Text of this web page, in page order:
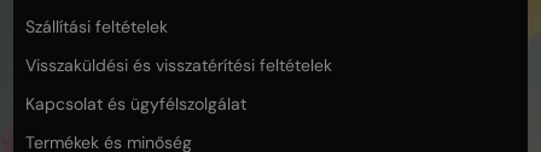
Szállítási feltételek
Visszaküldési és visszatérítési feltételek
Kapcsolat és ügyfélszolgálat
Termékek és minőség